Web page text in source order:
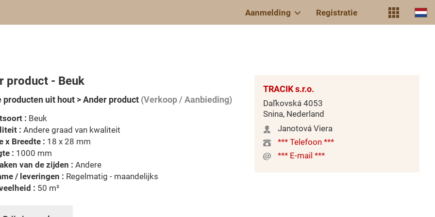
Aanmelding Registratie
product - Beuk
producten uit hout > Ander product (Verkoop / Aanbieding)
: Beuk
: Andere graad van kwaliteit
x Breedte : 18 x 28 mm
: 1000 mm
van de zijden : Andere
/ leveringen : Regelmatig - maandelijks
: 50 m²
TRACIK s.r.o.
Daľkovská 4053
Snina, Nederland
Janotová Viera
*** Telefoon ***
*** E-mail ***